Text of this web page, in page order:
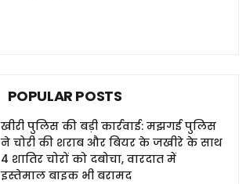
POPULAR POSTS
खीरी पुलिस की बड़ी कार्रवाई: मझगई पुलिस
ने चोरी की शराब और बियर के जखीरे के साथ
4 शातिर चोरों को दबोचा, वारदात में
इस्तेमाल बाइक भी बरामद